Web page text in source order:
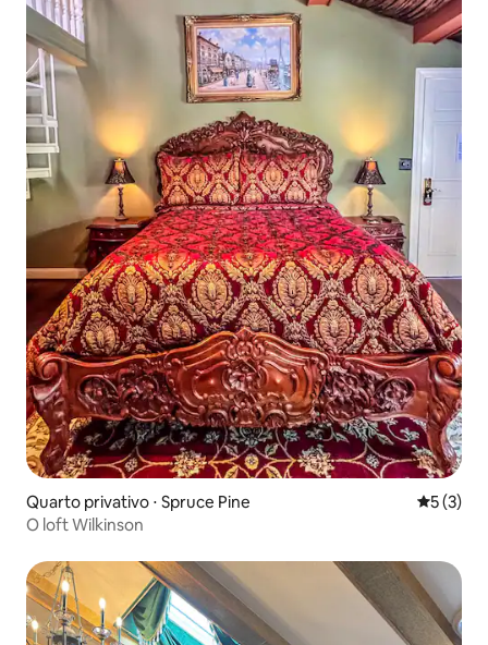
Quarto privativo ⋅ Spruce Pine 5 de
5 (3)
O loft Wilkinson